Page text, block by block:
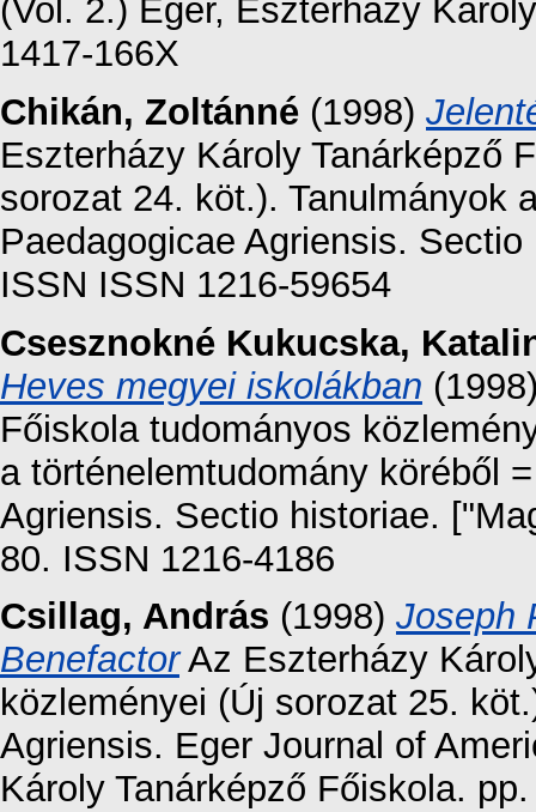
(Vol. 2.) Eger, Eszterházy
1417-166X
Chikán, Zoltánné (1998)
Eszterházy Károly Tanárképző
sorozat 24. köt.). Tanulmányok
Paedagogicae Agriensis.
ISSN ISSN 1216-59654
Csesznokné Kukucska,
Heves megyei iskolákban
Főiskola tudományos
a történelemtudomány köréből
Agriensis. Sectio historiae.
80. ISSN 1216-4186
Csillag, András (1998) Joseph
BenefactorAz Eszterházy
közleményei (Új sorozat 25.
Agriensis. Eger Journal of
Károly Tanárképző Főiskola.